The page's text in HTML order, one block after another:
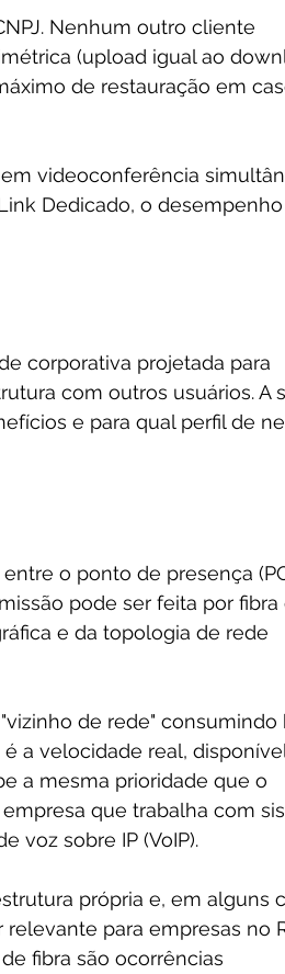
Nenhum outro cliente
(upload igual ao
de restauração em
videoconferência
Dedicado, o
corporativa projetada para
com outros usuários. A
e para qual perfil de
o ponto de presença
pode ser feita por fibra
e da topologia de rede
de rede" consumindo
a velocidade real,
a mesma prioridade que o
que trabalha com
voz sobre IP (VoIP).
própria e, em alguns
para empresas no
fibra são ocorrências